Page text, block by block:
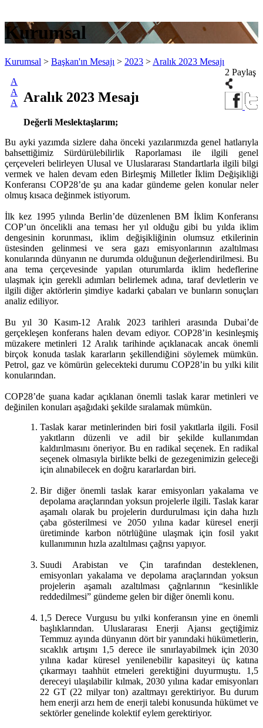
Kurumsal
Kurumsal > Başkan'ın Mesajı > 2023 > Aralık 2023 Mesajı
A
A
A
2 Paylaş
Aralık 2023 Mesajı
Değerli Meslektaşlarım;
Bu ayki yazımda sizlere daha önceki yazılarımızda genel hatlarıyla
bahsettiğimiz Sürdürülebilirlik Raporlaması ile ilgili genel
çerçeveleri belirleyen Ulusal ve Uluslararası Standartlarla ilgili bilgi
vermek ve halen devam eden Birleşmiş Milletler İklim Değişikliği
Konferansı COP28’de şu ana kadar gündeme gelen konular neler
olmuş kısaca değinmek istiyorum.
İlk kez 1995 yılında Berlin’de düzenlenen BM İklim Konferansı
COP’un öncelikli ana teması her yıl olduğu gibi bu yılda iklim
dengesinin korunması, iklim değişikliğinin olumsuz etkilerinin
üstesinden gelinmesi ve sera gazı emisyonlarının azaltılması
konularında dünyanın ne durumda olduğunun değerlendirilmesi. Bu
ana tema çerçevesinde yapılan oturumlarda iklim hedeflerine
ulaşmak için gerekli adımları belirlemek adına, taraf devletlerin ve
ilgili diğer aktörlerin şimdiye kadarki çabaları ve bunların sonuçları
analiz ediliyor.
Bu yıl 30 Kasım-12 Aralık 2023 tarihleri arasında Dubai’de
gerçekleşen konferans halen devam ediyor. COP28’in kesinleşmiş
müzakere metinleri 12 Aralık tarihinde açıklanacak ancak önemli
birçok konuda taslak kararların şekillendiğini söylemek mümkün.
Petrol, gaz ve kömürün gelecekteki durumu COP28’in bu yılki kilit
konularından.
COP28’de şuana kadar açıklanan önemli taslak karar metinleri ve
değinilen konuları aşağıdaki şekilde sıralamak mümkün.
Taslak karar metinlerinden biri fosil yakıtlarla ilgili. Fosil
yakıtların düzenli ve adil bir şekilde kullanımdan
kaldırılmasını öneriyor. Bu en radikal seçenek. En radikal
seçenek olmasıyla birlikte belki de gezegenimizin geleceği
için alınabilecek en doğru kararlardan biri.
Bir diğer önemli taslak karar emisyonları yakalama ve
depolama araçlarından yoksun projelerle ilgili. Taslak karar
aşamalı olarak bu projelerin durdurulması için daha hızlı
çaba gösterilmesi ve 2050 yılına kadar küresel enerji
üretiminde karbon nötrlüğüne ulaşmak için fosil yakıt
kullanımının hızla azaltılması çağrısı yapıyor.
Suudi Arabistan ve Çin tarafından desteklenen,
emisyonları yakalama ve depolama araçlarından yoksun
projelerin aşamalı azaltılması çağrılarının “kesinlikle
reddedilmesi” gündeme gelen bir diğer önemli konu.
1,5 Derece Vurgusu bu yılki konferansın yine en önemli
başlıklarından. Uluslararası Enerji Ajansı geçtiğimiz
Temmuz ayında dünyanın dört bir yanındaki hükümetlerin,
sıcaklık artışını 1,5 derece ile sınırlayabilmek için 2030
yılına kadar küresel yenilenebilir kapasiteyi üç katına
çıkarmayı taahhüt etmeleri gerektiğini duyurmuştu. 1,5
dereceyi ulaşılabilir kılmak, 2030 yılına kadar emisyonları
22 GT (22 milyar ton) azaltmayı gerektiriyor. Bu durum
hem enerji arzı hem de enerji talebi konusunda hükümet ve
sektörler genelinde kolektif eylem gerektiriyor.